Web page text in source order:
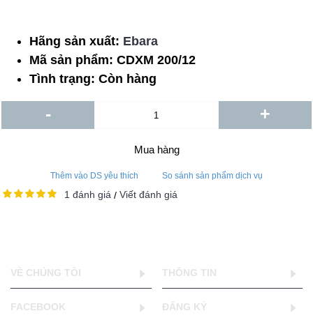
Hãng sản xuất: Ebara
Mã sản phẩm: CDXM 200/12
Tình trạng: Còn hàng
- +
Mua hàng
Thêm vào DS yêu thích So sánh sản phẩm dịch vụ
1 đánh giá / Viết đánh giá
VỀ CHÚNG TÔI THÔNG TIN
FACEBOOK ĐĂNG KÝ